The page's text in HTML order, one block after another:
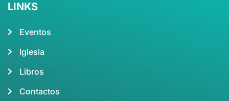
LINKS
Eventos
Iglesia
Libros
Contactos